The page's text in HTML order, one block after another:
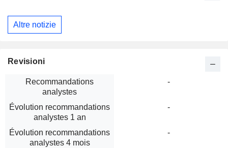
Altre notizie
Revisioni
Recommandations
analystes
-
Évolution recommandations
analystes 1 an
-
Évolution recommandations
analystes 4 mois
-